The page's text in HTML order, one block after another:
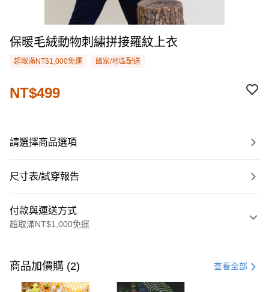
保暖毛絨動物刺繡拼接羅紋上衣
超取滿NT$1,000免運 國家/地區配送
NT$499
請選擇商品選項
尺寸表/試穿報告
付款與運送方式
超取滿NT$1,000免運
信用卡一次付款
購物金
商品加價購 (2) 查看全部